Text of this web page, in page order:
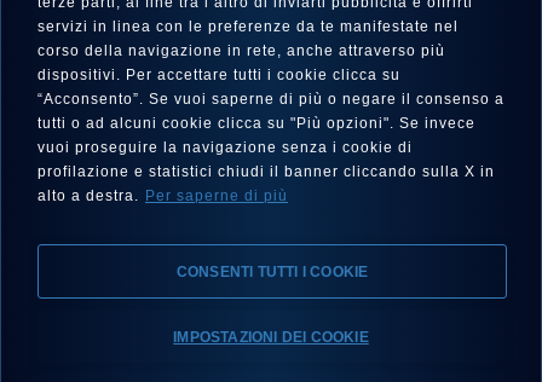
LANGUAGE
English
FOLLOW US
servizi in linea con le preferenze da te manifestate nel
corso della navigazione in rete, anche attraverso più
dispositivi. Per accettare tutti i cookie clicca su
“Acconsento”. Se vuoi saperne di più o negare il consenso a
tutti o ad alcuni cookie clicca su "Più opzioni". Se invece
vuoi proseguire la navigazione senza i cookie di
profilazione e statistici chiudi il banner cliccando sulla X in
alto a destra. Per saperne di più
CONSENTI TUTTI I COOKIE
IMPOSTAZIONI DEI COOKIE